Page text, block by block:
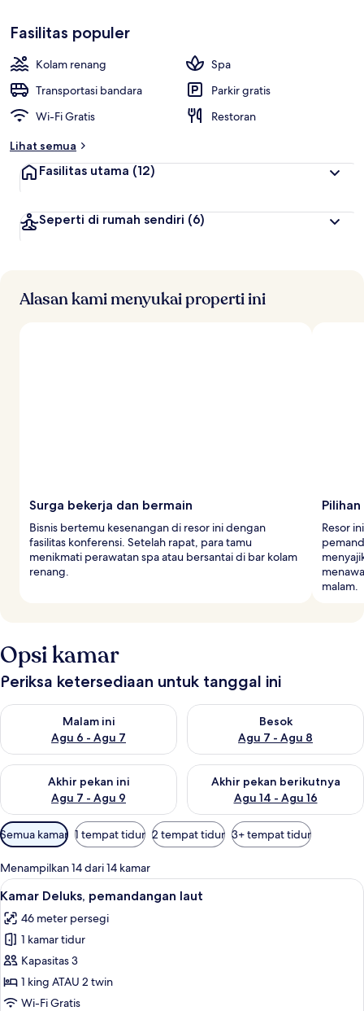
Fasilitas populer
Kolam renang
Spa
Transportasi bandara
Parkir gratis
Wi-Fi Gratis
Restoran
Lihat semua
Fasilitas utama (12)
Seperti di rumah sendiri (6)
Alasan kami menyukai properti ini
Surga bekerja dan bermain
Bisnis bertemu kesenangan di resor ini dengan
fasilitas konferensi. Setelah rapat, para tamu
menikmati perawatan spa atau bersantai di bar kolam
renang.
Resor
malam.
Opsi kamar
Periksa ketersediaan untuk tanggal ini
Malam ini
Agu 6 - Agu 7
Periksa ketersediaan untuk malam ini Agu 6 - Agu 7
Besok
Agu 7 - Agu 8
Periksa ketersediaan untuk
Akhir pekan ini
Agu 7 - Agu 9
Periksa ketersediaan untuk akhir pekan ini Agu 7 - Agu 9
Akhir pekan berikutnya
Agu 14 - Agu 16
Periksa ketersediaan untuk
Filter
tersedia
untuk
kamar
Semua kamar 1 tempat tidur 2 tempat tidur 3+ tempat tidur
Menampilkan 14 dari 14 kamar
Lihat
semua
foto
untuk
Kamar
Deluks,
pemandangan
Kamar Deluks, pemandangan laut |
10
Kamar Deluks, pemandangan laut
46 meter persegi
1 kamar tidur
Kapasitas 3
1 king ATAU 2 twin
Wi-Fi Gratis